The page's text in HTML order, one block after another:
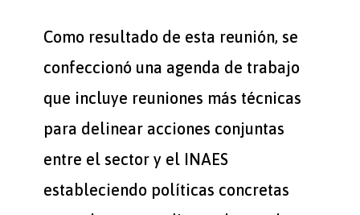
Como resultado de esta reunión, se
confeccionó una agenda de trabajo
que incluye reuniones más técnicas
para delinear acciones conjuntas
entre el sector y el INAES
estableciendo políticas concretas